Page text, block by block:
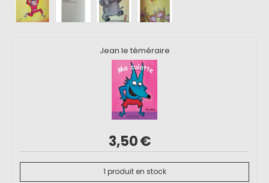
Jean le téméraire
3,50€
1 produit en stock